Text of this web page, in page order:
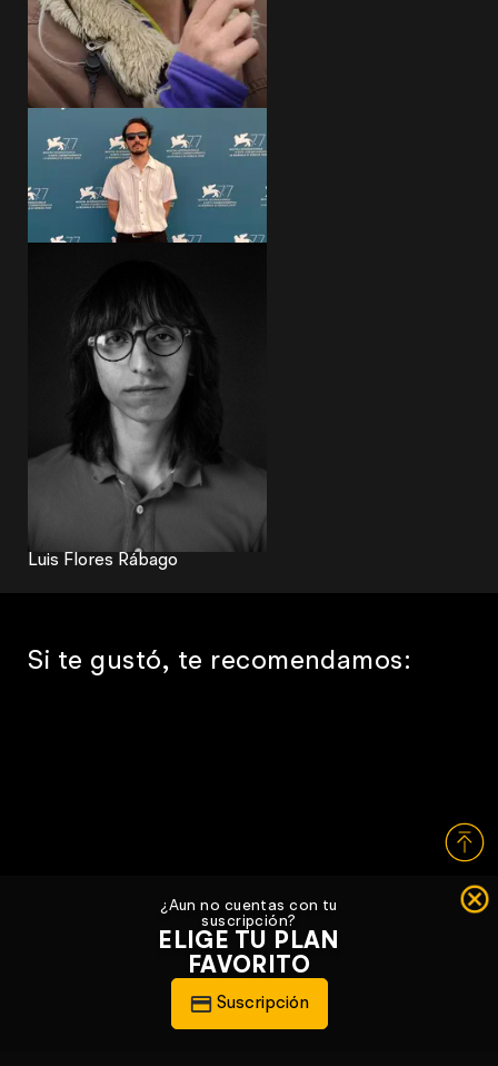
Yulene Olaizola
Luis Flores Rábago
Si te gustó, te recomendamos:
¿Aun no cuentas con tu
suscripción?
ELIGE TU PLAN
FAVORITO
Suscripción